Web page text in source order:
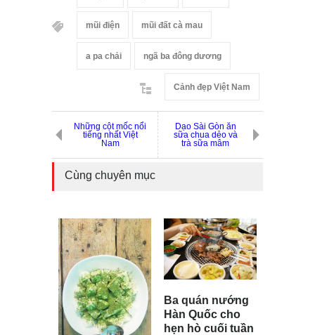
mũi điện mũi đất cà mau
a pa chải ngã ba đông dương
Cảnh đẹp Việt Nam
Những cột mốc nổi
tiếng nhất Việt
Nam
Dạo Sài Gòn ăn
sữa chua dẻo và
trà sữa mâm
Cùng chuyên mục
Ba quán nướng
Hàn Quốc cho
hẹn hò cuối tuần